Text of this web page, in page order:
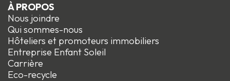
À PROPOS
Nous joindre
Qui sommes-nous
Hôteliers et promoteurs immobiliers
Entreprise Enfant Soleil
Carrière
Eco-recycle